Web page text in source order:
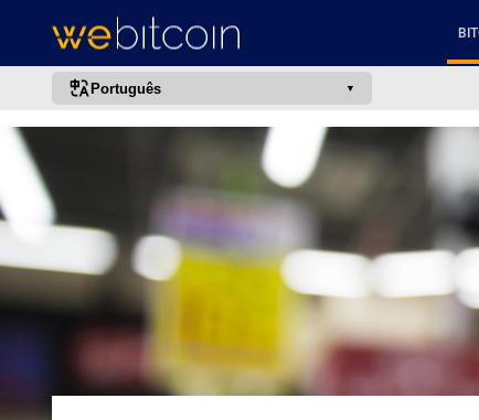
Português
français
italiano
deutsch
日本語
中文